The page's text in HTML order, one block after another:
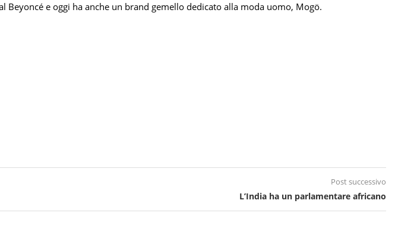
Beyoncé e oggi ha anche un brand gemello dedicato alla moda uomo, Mogö.
Post successivo
L’India ha un parlamentare africano